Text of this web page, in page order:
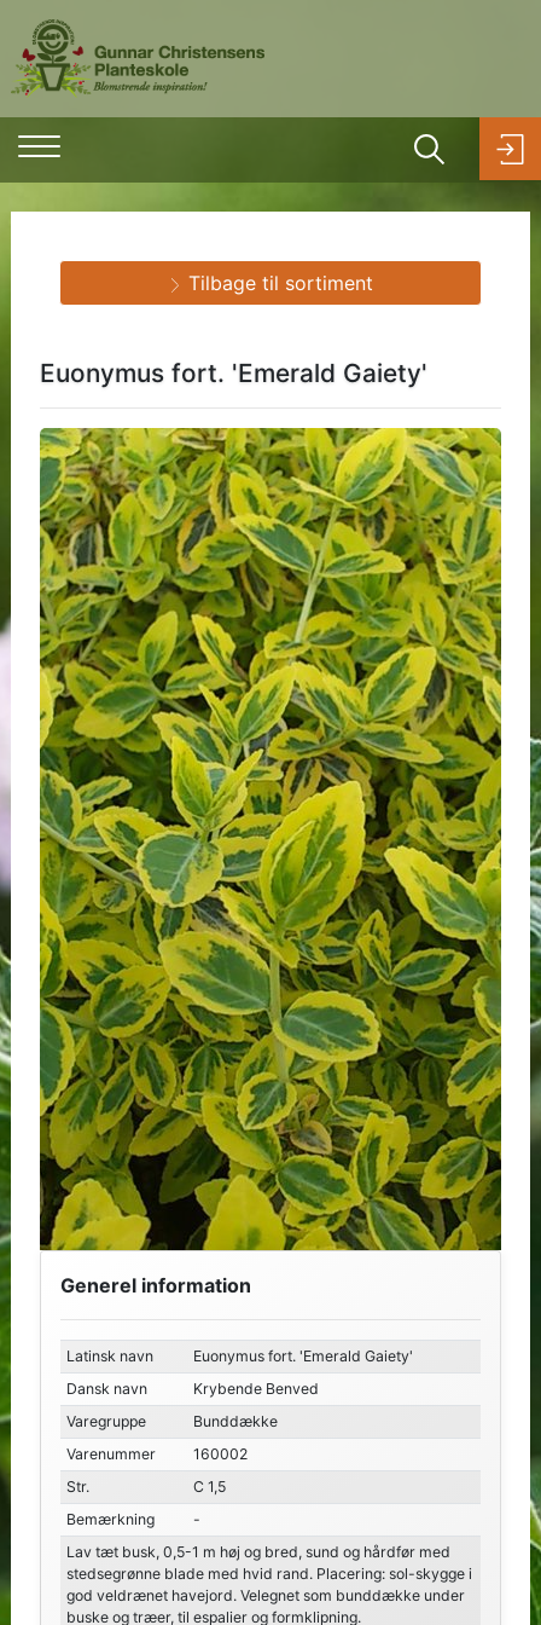
Euonymus fort. 'Emerald Gaiety'
Generel information
Latinsk navn
Euonymus fort. 'Emerald Gaiety'
Dansk navn
Krybende Benved
Varegruppe
Bunddække
Varenummer
160002
Str.
C 1,5
Bemærkning
-
Lav tæt busk, 0,5-1 m høj og bred, sund og hårdfør med
stedsegrønne blade med hvid rand. Placering: sol-skygge i
god veldrænet havejord. Velegnet som bunddække under
buske og træer, til espalier og formklipning.
Tilbage til sortiment